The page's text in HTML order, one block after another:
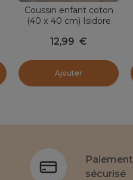
Coussin enfant coton
(40 x 40 cm) Isidore
12,99 €
Ajouter
Paiement
sécurisé